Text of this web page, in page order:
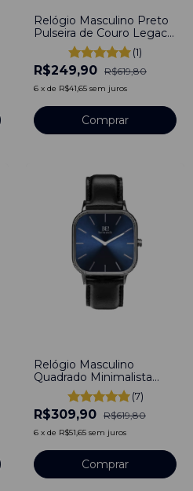
Relógio Masculino Preto
Pulseira de Couro Legacy
Prata 40mm Aço
Inoxidável banhado a
titânio
(1)
R$249,90 R$619,80
6 x de R$41,65 sem juros
Comprar
Relógio Masculino
Quadrado Minimalista
Square Dallas Blue
Pulseira Couro Preto
40mm Aço Inoxidável
banhado a titânio
(7)
R$309,90 R$619,80
6 x de R$51,65 sem juros
Comprar